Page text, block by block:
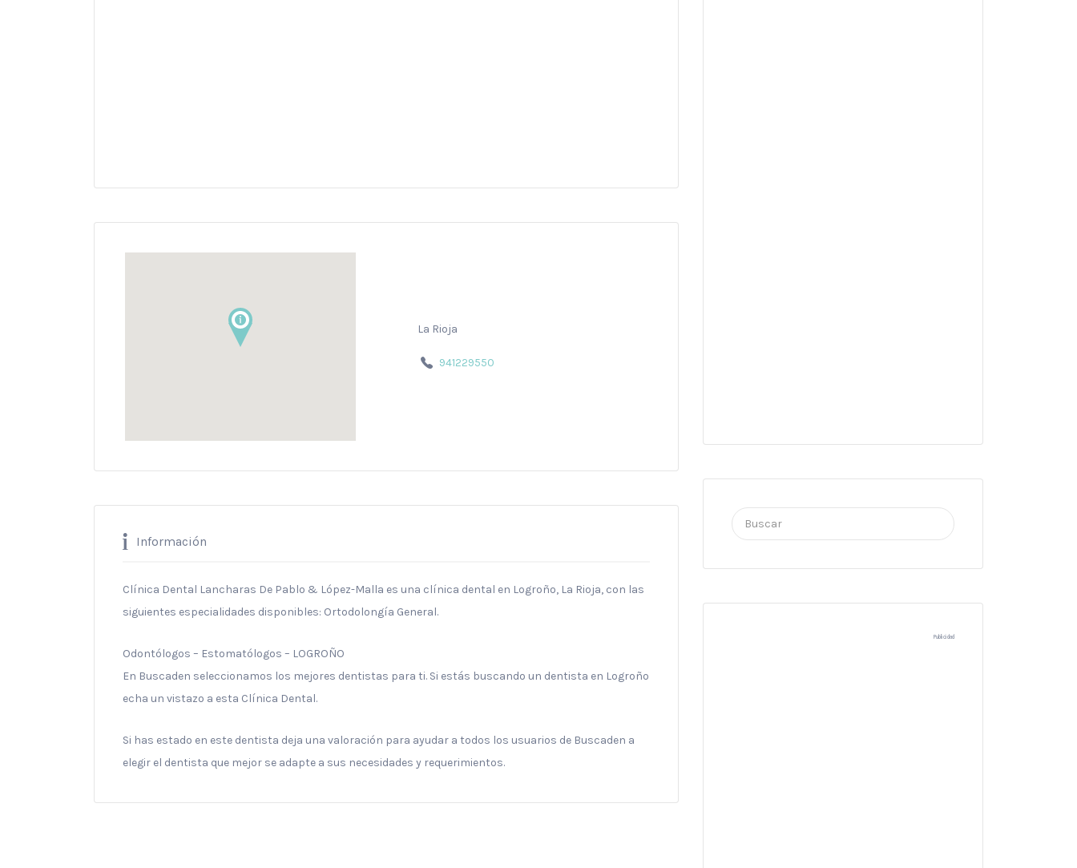
La Rioja
941229550
Información
Clínica Dental Lancharas De Pablo & López-Malla es una clínica dental en Logroño, La Rioja, con las
siguientes especialidades disponibles: Ortodolongía General.
Odontólogos – Estomatólogos – LOGROÑO
En Buscaden seleccionamos los mejores dentistas para ti. Si estás buscando un dentista en Logroño
echa un vistazo a esta Clínica Dental.
Si has estado en este dentista deja una valoración para ayudar a todos los usuarios de Buscaden a
elegir el dentista que mejor se adapte a sus necesidades y requerimientos.
Buscar
por:
Publicidad